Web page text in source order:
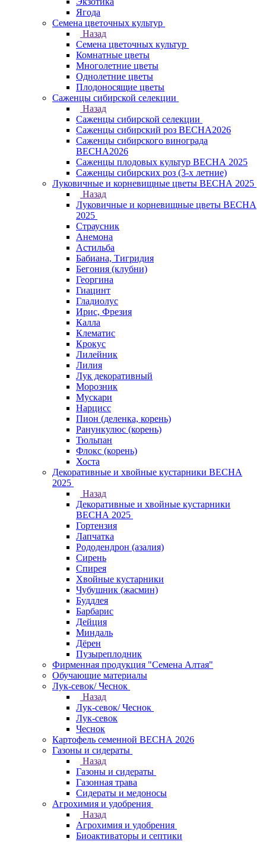
Ягода
Семена цветочных культур
Назад
Семена цветочных культур
Комнатные цветы
Многолетние цветы
Однолетние цветы
Плодоносящие цветы
Саженцы сибирской селекции
Назад
Саженцы сибирской селекции
Саженцы сибирский роз ВЕСНА2026
Саженцы сибирского винограда
ВЕСНА2026
Саженцы плодовых культур ВЕСНА 2025
Саженцы сибирских роз (3-х летние)
Луковичные и корневищные цветы ВЕСНА 2025
Назад
Луковичные и корневищные цветы ВЕСНА
2025
Страусник
Анемона
Астильба
Бабиана, Тигридия
Бегония (клубни)
Георгина
Гиацинт
Гладиолус
Ирис, Фрезия
Калла
Клематис
Крокус
Лилейник
Лилия
Лук декоративный
Морозник
Мускари
Нарцисс
Пион (деленка, корень)
Ранункулюс (корень)
Тюльпан
Флокс (корень)
Хоста
Декоративные и хвойные кустарники ВЕСНА
2025
Назад
Декоративные и хвойные кустарники
ВЕСНА 2025
Гортензия
Лапчатка
Рододендрон (азалия)
Сирень
Спирея
Хвойные кустарники
Чубушник (жасмин)
Буддлея
Барбарис
Дейция
Миндаль
Дёрен
Пузыреплодник
Фирменная продукция "Семена Алтая"
Обучающие материалы
Лук-севок/ Чеснок
Назад
Лук-севок/ Чеснок
Лук-севок
Чеснок
Картофель семенной ВЕСНА 2026
Газоны и сидераты
Назад
Газоны и сидераты
Газонная трава
Сидераты и медоносы
Агрохимия и удобрения
Назад
Агрохимия и удобрения
Биоактиваторы и септики